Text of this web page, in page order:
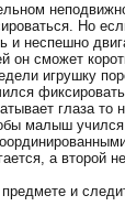
Но
и неспешно
он сможет
игрушку
глаза то
малыш учился
а второй
и